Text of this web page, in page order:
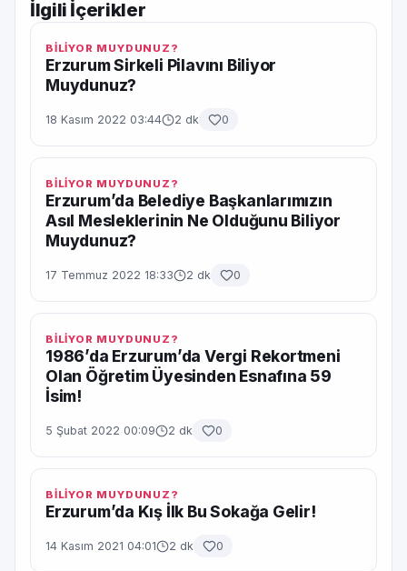
İlgili İçerikler
BİLİYOR MUYDUNUZ?
Erzurum Sirkeli Pilavını Biliyor
Muydunuz?
18 Kasım 2022 03:44 2 dk 0
BİLİYOR MUYDUNUZ?
Erzurum’da Belediye Başkanlarımızın
Asıl Mesleklerinin Ne Olduğunu Biliyor
Muydunuz?
17 Temmuz 2022 18:33 2 dk 0
BİLİYOR MUYDUNUZ?
1986’da Erzurum’da Vergi Rekortmeni
Olan Öğretim Üyesinden Esnafına 59
İsim!
5 Şubat 2022 00:09 2 dk 0
BİLİYOR MUYDUNUZ?
Erzurum’da Kış İlk Bu Sokağa Gelir!
14 Kasım 2021 04:01 2 dk 0